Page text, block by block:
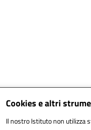
Cookies e altri
Il nostro Istituto non utilizza